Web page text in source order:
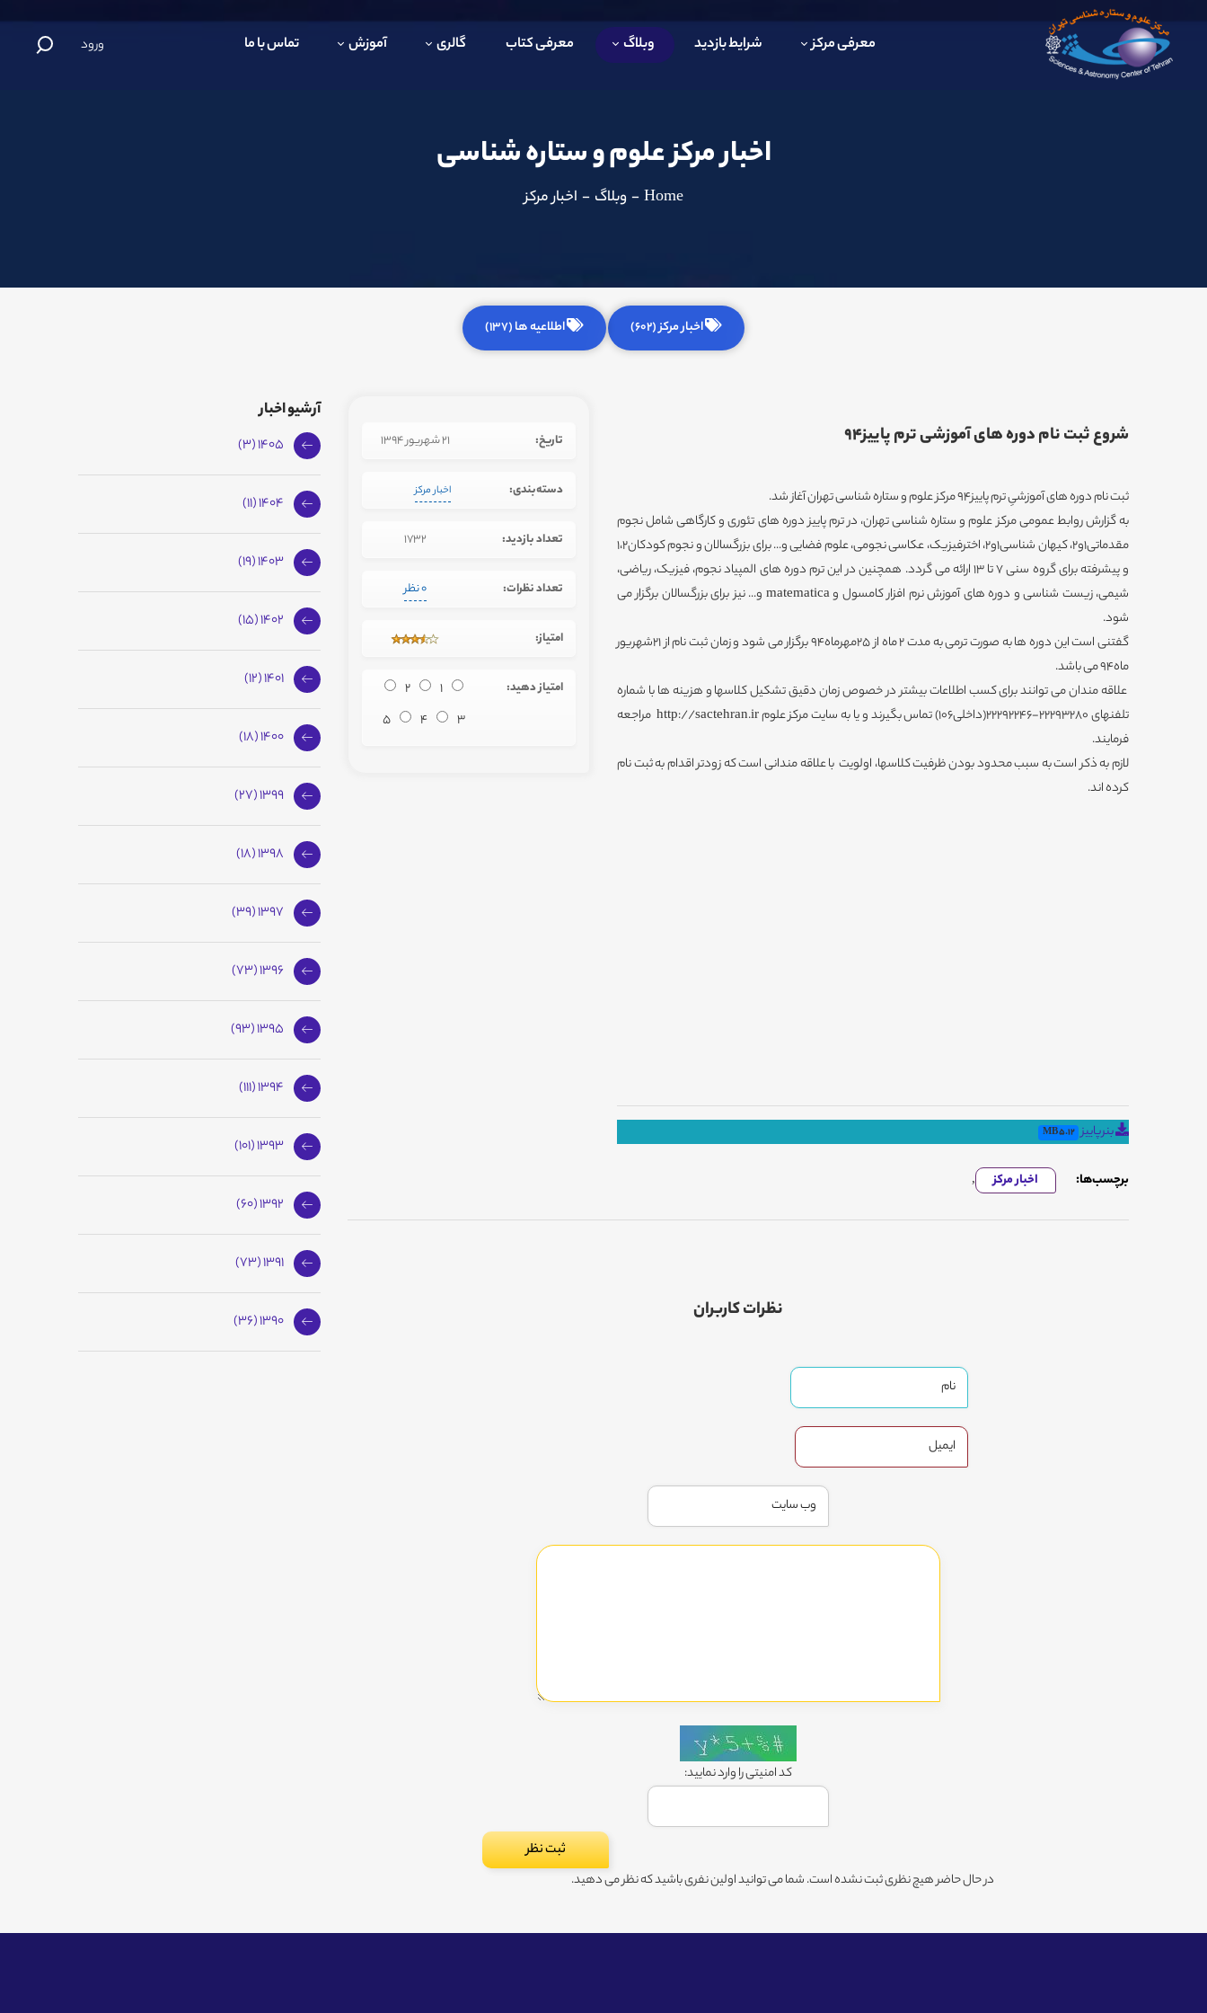
معرفی مرکز شرایط بازدید وبلاگ معرفی کتاب گالری آموزش تماس با ما ورود
اخبار مرکز علوم و ستاره شناسی
Home
- وبلاگ - اخبار مرکز
اخبار مرکز (602) اطلاعیه ها (137)
شروع ثبت نام دوره های آموزشی ترم پاییز94
ثبت نام دوره های آموزشیِ ترم پاییز94 مرکز علوم و ستاره شناسی تهران آغاز شد.
به گزارش روابط عمومی مرکز علوم و ستاره شناسی تهران، در ترم پاییز دوره های تئوری و کارگاهی شامل نجوم
مقدماتی1و2، کیهان شناسی1و2، اخترفیزیک، عکاسی نجومی، علوم فضایی و... برای بزرگسالان و نجوم کودکان1،2
و پیشرفته برای گروه سنی 7 تا 13 ارائه می گردد. همچنین در این ترم دوره های المپیاد نجوم، فیزیک، ریاضی،
شیمی، زیست شناسی و دوره های آموزش نرم افزار کامسول و matematica و... نیز برای بزرگسالان برگزار می
شود.
گفتنی است این دوره ها به صورت ترمی به مدت 2 ماه از 25مهرماه94 برگزار می شود و زمان ثبت نام از 21شهریور
ماه94 می باشد.
علاقه مندان می توانند برای کسب اطلاعات بیشتر در خصوص زمان دقیق تشکیل کلاسها و هزینه ها با شماره
تلفنهای 22293280-22292246(داخلی106) تماس بگیرند و یا به سایت مرکز علوم http://sactehran.ir مراجعه
فرمایند.
لازم به ذکر است به سبب محدود بودن ظرفیت کلاسها، اولویت با علاقه مندانی است که زودتر اقدام به ثبت نام
کرده اند.
بنرپاییز 5.12 MB
برچسب‌ها: اخبار مرکز ,
تاریخ: 21 شهریور 1394
دسته‌بندی: اخبار مرکز
تعداد بازدید: 1732
تعداد نظرات: 0 نظر
امتیاز:
امتیاز دهید: 1
2
3
4
5
نظرات کاربران
کد امنیتی را وارد نمایید:
در حال حاضر هیچ نظری ثبت نشده است. شما می توانید اولین نفری باشید که نظر می دهید.
آرشیو اخبار
1405 (3)
1404 (11)
1403 (19)
1402 (15)
1401 (12)
1400 (18)
1399 (27)
1398 (18)
1397 (39)
1396 (73)
1395 (93)
1394 (111)
1393 (101)
1392 (60)
1391 (73)
1390 (36)